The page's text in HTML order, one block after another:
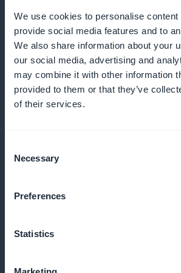
We use cookies to personalise content
provide social media features and to
We also share information about your
our social media, advertising and
may combine it with other information
provided to them or that they’ve
of their services.
Selection
Necessary
Preferences
Statistics
Trendianalyysi
varten
Käytä kuuntelutietoja sisällön
podcasteistasi merkityksellisempiä
Erityistarjoukset uusille
kannustaaksesi rekisteröitymisiä ja